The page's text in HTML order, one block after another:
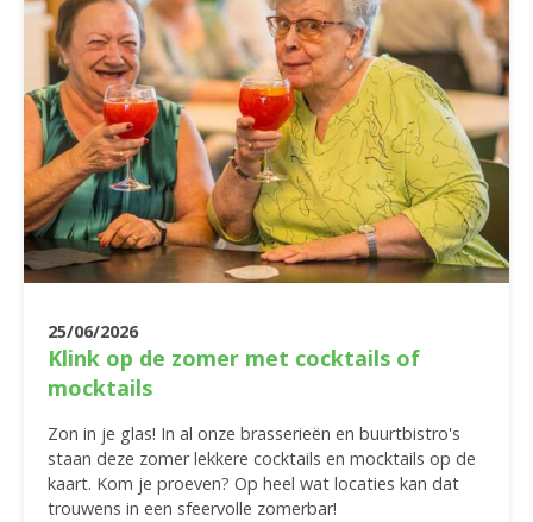
25/06/2026
Klink op de zomer met cocktails of
mocktails
Zon in je glas! In al onze brasserieën en buurtbistro's
staan deze zomer lekkere cocktails en mocktails op de
kaart. Kom je proeven? Op heel wat locaties kan dat
trouwens in een sfeervolle zomerbar!